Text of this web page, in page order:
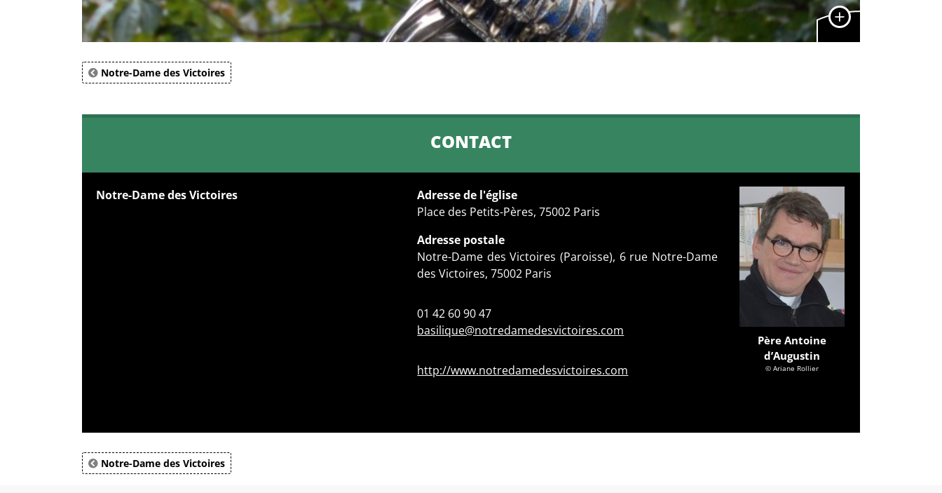
Notre-Dame des Victoires
CONTACT
Notre-Dame des Victoires
Adresse de l'église
Place des Petits-Pères, 75002 Paris
Adresse postale
Notre-Dame des Victoires (Paroisse), 6 rue Notre-Dame
des Victoires, 75002 Paris
01 42 60 90 47
basilique@notredamedesvictoires.com
http://www.notredamedesvictoires.com
Père Antoine
d’Augustin
© Ariane Rollier
Notre-Dame des Victoires